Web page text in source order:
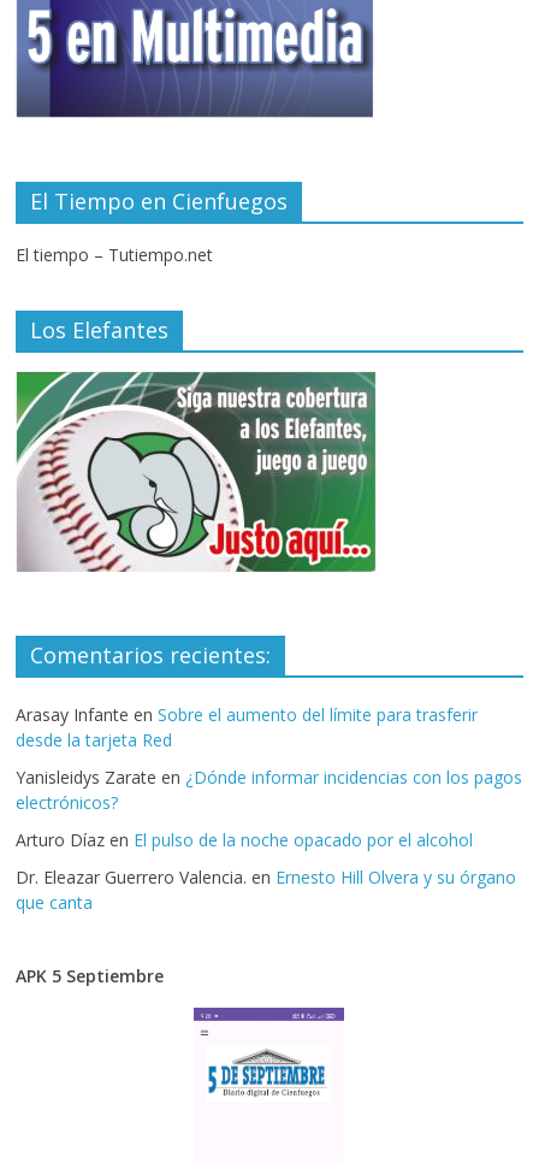
El Tiempo en Cienfuegos
El tiempo – Tutiempo.net
Los Elefantes
Comentarios recientes:
Arasay Infante enSobre el aumento del límite para trasferir
desde la tarjeta Red
Yanisleidys Zarate en ¿Dónde informar incidencias con los pagos
electrónicos?
Arturo Díaz en El pulso de la noche opacado por el alcohol
Dr. Eleazar Guerrero Valencia. en Ernesto Hill Olvera y su órgano
que canta
APK 5 Septiembre